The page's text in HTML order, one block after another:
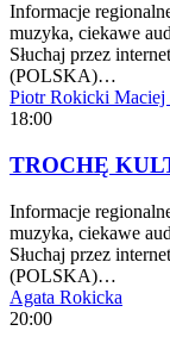
Informacje
muzyka, ciekawe
Słuchaj przez
(POLSKA)…
Piotr Rokicki Maciej
18:00
TROCHĘ
Informacje
muzyka, ciekawe
Słuchaj przez
(POLSKA)…
Agata Rokicka
20:00